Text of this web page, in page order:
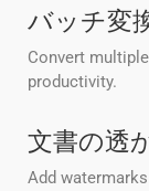
バッチ変
Convert
productivity.
文書の透
Add